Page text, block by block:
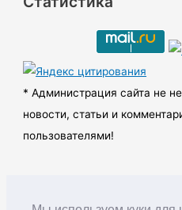
х
ы
* Администрация сайта не
новости, статьи и
пользователями!